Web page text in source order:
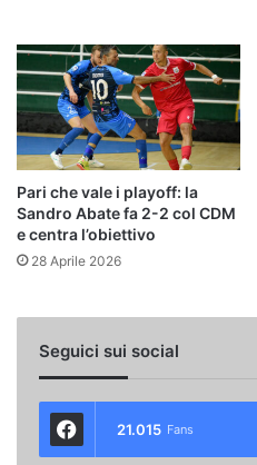
Pari che vale i playoff: la
Sandro Abate fa 2-2 col CDM
e centra l’obiettivo
28 Aprile 2026
Seguici sui social
21.015 Fans